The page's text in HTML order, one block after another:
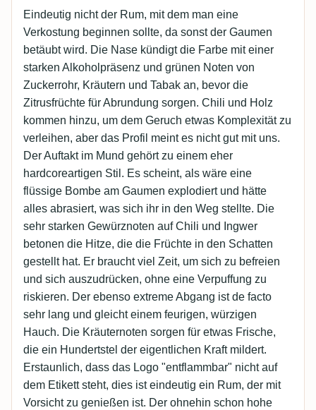
Eindeutig nicht der Rum, mit dem man eine
Verkostung beginnen sollte, da sonst der Gaumen
betäubt wird. Die Nase kündigt die Farbe mit einer
starken Alkoholpräsenz und grünen Noten von
Zuckerrohr, Kräutern und Tabak an, bevor die
Zitrusfrüchte für Abrundung sorgen. Chili und Holz
kommen hinzu, um dem Geruch etwas Komplexität zu
verleihen, aber das Profil meint es nicht gut mit uns.
Der Auftakt im Mund gehört zu einem eher
hardcoreartigen Stil. Es scheint, als wäre eine
flüssige Bombe am Gaumen explodiert und hätte
alles abrasiert, was sich ihr in den Weg stellte. Die
sehr starken Gewürznoten auf Chili und Ingwer
betonen die Hitze, die die Früchte in den Schatten
gestellt hat. Er braucht viel Zeit, um sich zu befreien
und sich auszudrücken, ohne eine Verpuffung zu
riskieren. Der ebenso extreme Abgang ist de facto
sehr lang und gleicht einem feurigen, würzigen
Hauch. Die Kräuternoten sorgen für etwas Frische,
die ein Hundertstel der eigentlichen Kraft mildert.
Erstaunlich, dass das Logo "entflammbar" nicht auf
dem Etikett steht, dies ist eindeutig ein Rum, der mit
Vorsicht zu genießen ist. Der ohnehin schon hohe